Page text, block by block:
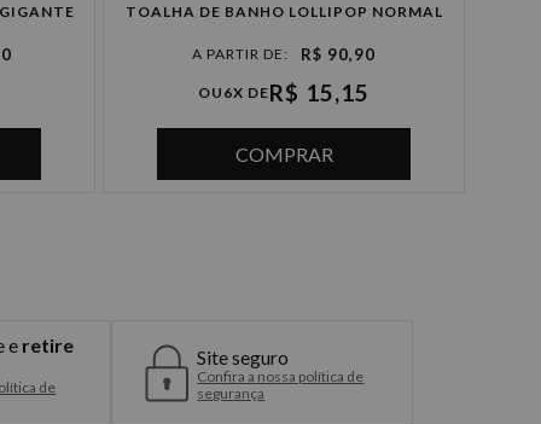
TOALHA DE BANHO LOLLIPOP NORMAL
R$ 90,90
OU 6X DER$ 15,15
COMPRAR
e retire
de
Site seguro
Confira a nossa política de
segurança